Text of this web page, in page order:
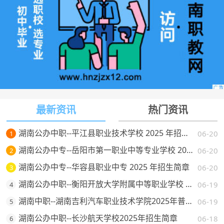
最新资讯 热门资讯
1 06-20
湖南公办中职--平江县职业技术学校 2025 年招生简章
2 06-20
湖南公办中专--岳阳市第一职业中等专业学校 2025 年招生简章
3 06-20
湖南公办中专--华容县职业中专 2025 年招生简章
4 06-19
湖南公办中职--衡阳开放大学附属中等职业学校 2025 年招生简章
5 06-19
湖南中职--湖南吉利汽车职业技术学院2025年普通高校招生章程
6 06-18
湖南公办中职--长沙航天学校2025年招生简章